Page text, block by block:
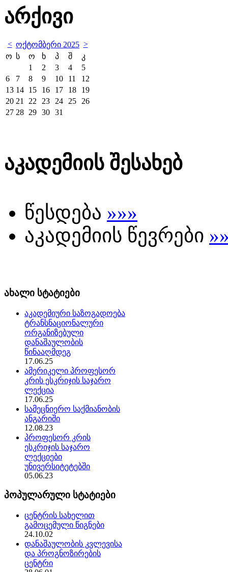
არქივი
< ოქტომბერი 2025 >
ო ს ო ხ პ შ
კ
1
2 3 4
5
6
7 8 9 10 11
12
13 14 15 16 17 18
19
20 21 22 23 24 25
26
27 28 29 30 31
აკადემიის შესახებ
წესდება »»»
აკადემიის წევრები
ახალი სტატიები
აკადემიური საზოგადოება
ტრანსნაციონალური
ორგანიზებული
დანაშაულობის
წინააღმდეგ
17.06.25
ამერიკელი პროფესორ
კრის ესკრიჯის საჯარო
ლექცია
17.06.25
სამეცნიერო საქმიანობის
ანგარიში
12.08.23
პროფესორ კრის
ესკრიჯის საჯარო
ლექციები
უნივერსიტეტებში
05.06.23
პოპულარული სტატიები
ცენტრის სახელით
გამოცემული წიგნები
24.10.02
დანაშაულობის კვლევისა
და პროგნოზირების
ცენტრი